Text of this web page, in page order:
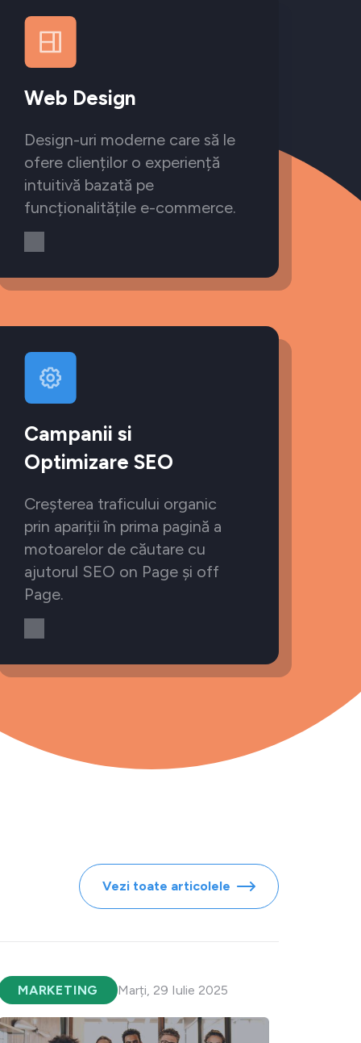
Web Design
Design-uri moderne care să le
ofere clienților o experiență
intuitivă bazată pe
funcționalitățile e-commerce.
Campanii si
Optimizare SEO
Creșterea traficului organic
prin apariții în prima pagină a
motoarelor de căutare cu
ajutorul SEO on Page și off
Page.
Vezi toate articolele
MARKETING Marți, 29 Iulie 2025